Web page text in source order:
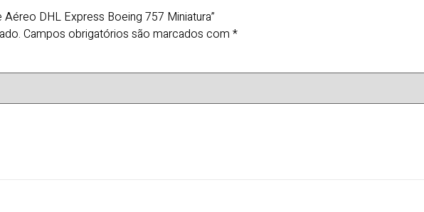
DHL Express Boeing 757 Miniatura”
Campos obrigatórios são marcados com *